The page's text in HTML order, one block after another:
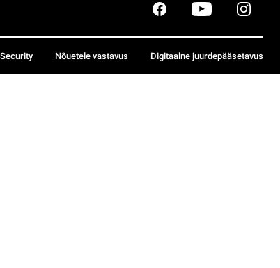
Security Nõuetele vastavus Digitaalne juurdepääsetavus